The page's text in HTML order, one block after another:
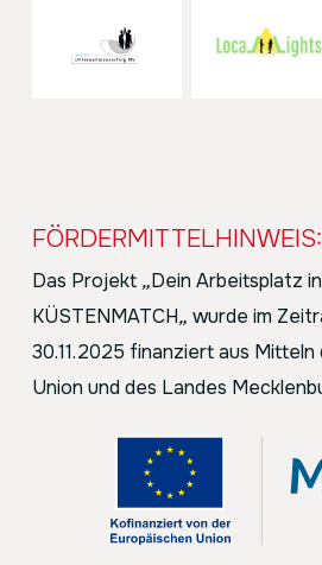
FÖRDERMITTELHINWEIS:
Das Projekt „Dein Arbeitsplatz
KÜSTENMATCH„ wurde im
30.11.2025 finanziert aus
Union und des Landes